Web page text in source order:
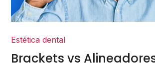
Estética dental
Brackets vs